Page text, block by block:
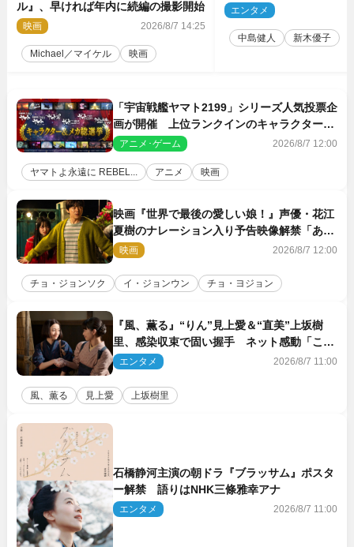
ル』、早ければ年内に続編の撮影開始
映画 2026/8/7 14:25
Michael／マイケル 映画
5点解禁
エンタメ
中島健人 新木優子
「宇宙戦艦ヤマト2199」シリーズ人気投票企
画が開催 上位ランクインのキャラクター＆
メカは新規描き下ろしイラストを制作
アニメ･ゲーム 2026/8/7 12:00
ヤマトよ永遠に REBEL... アニメ 映画
映画『世界で最後の愛しい娘！』声優・花江
夏樹のナレーション入り予告映像解禁「あふ
れ出る温かさに涙が止まらない！」
映画 2026/8/7 12:00
チョ・ジョンソク イ・ジョンウン チョ・ヨジョン
『風、薫る』“りん”見上愛＆“直美”上坂樹
里、感染収束で固い握手 ネット感動「この
バディは最強」「アツい」
エンタメ 2026/8/7 11:00
風、薫る 見上愛 上坂樹里
石橋静河主演の朝ドラ『ブラッサム』ポスタ
ー解禁 語りはNHK三條雅幸アナ
エンタメ 2026/8/7 11:00